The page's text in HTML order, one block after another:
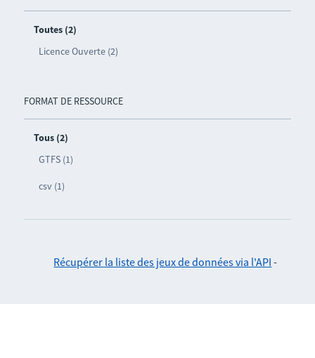
Toutes (2)
Licence Ouverte (2)
FORMAT DE RESSOURCE
Tous (2)
GTFS (1)
csv (1)
Récupérer la liste des jeux de données via l'API -